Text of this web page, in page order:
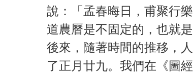
說：「孟春晦日，甫聚行
道農曆是不固定的，也就
後來，隨著時間的推移，
了正月廿九。我們在《圖